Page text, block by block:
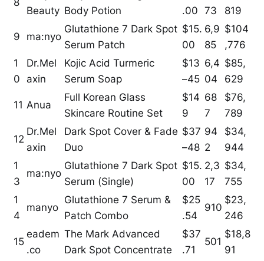
8
Beauty Body Potion
.00 73
819
9 ma:nyo
Glutathione 7 Dark Spot
Serum Patch
$15.
00
6,9
85
$104
,776
1
0
Dr.Mel
axin
Kojic Acid Turmeric
Serum Soap
$13
–45
6,4
04
$85,
629
11 Anua
Full Korean Glass
Skincare Routine Set
$14
9
68
7
$76,
789
12
Dr.Mel
axin
Dark Spot Cover & Fade
Duo
$37
–48
94
2
$34,
944
1
3
ma:nyo
Glutathione 7 Dark Spot
Serum (Single)
$15.
00
2,3
17
$34,
755
1
4
manyo
Glutathione 7 Serum &
Patch Combo
$25
.54
910
$23,
246
15
eadem
.co
The Mark Advanced
Dark Spot Concentrate
$37
.71
501
$18,8
91